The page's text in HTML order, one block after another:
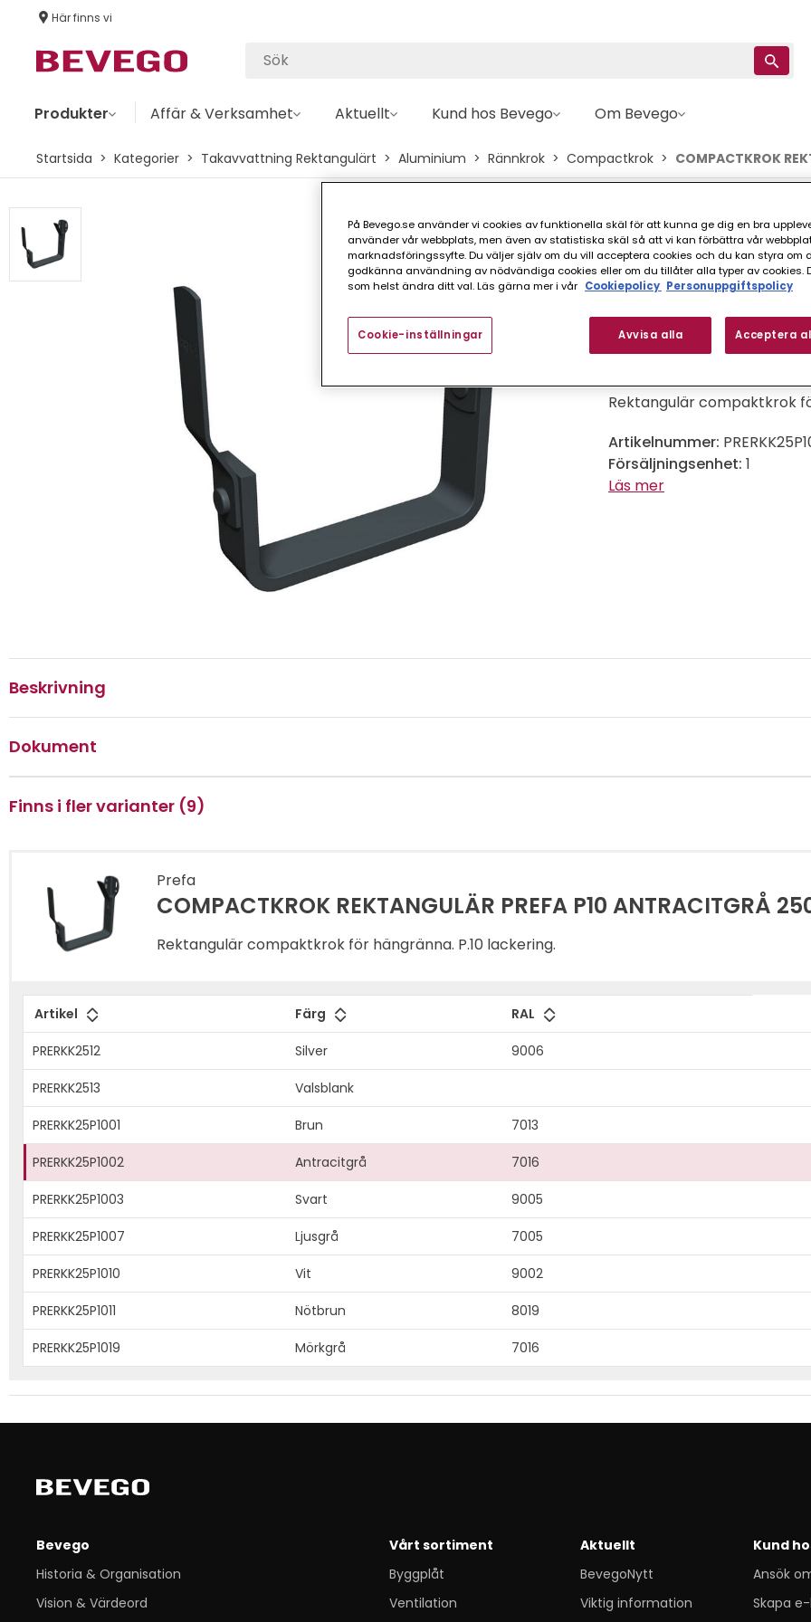
Här finns vi
Produkter Affär & Verksamhet Aktuellt Kund hos Bevego Om Bevego
Startsida Kategorier Takavvattning Rektangulärt Aluminium Rännkrok Compactkrok COMPACTKROK
Prefa
COMPACTKROK
ANTRACITGRÅ
FINNS I FLER VARIANTER
Rektangulär compaktkrok
Artikelnummer:
Försäljningsenhet: 1
Läs mer
Beskrivning
Dokument
Finns i fler varianter (9)
Prefa
COMPACTKROK REKTANGULÄR PREFA P10 ANTRACITGRÅ
Rektangulär compaktkrok för hängränna. P.10 lackering.
Artikel Färg RAL
PRERKK2512 Silver 9006
PRERKK2513 Valsblank
PRERKK25P1001 Brun 7013
PRERKK25P1002 Antracitgrå 7016
PRERKK25P1003 Svart 9005
PRERKK25P1007 Ljusgrå 7005
PRERKK25P1010 Vit 9002
PRERKK25P1011 Nötbrun 8019
PRERKK25P1019 Mörkgrå 7016
Bevego
Historia & Organisation
Vision & Värdeord
Vårt sortiment
Byggplåt
Ventilation
Aktuellt
BevegoNytt
Viktig information
Kund
Ansök
Skapa
På Bevego.se använder vi cookies av funktionella skäl för att kunna ge dig en bra
använder vår webbplats, men även av statistiska skäl så att vi kan förbättra vår
marknadsföringssyfte. Du väljer själv om du vill acceptera cookies och du kan styra om
godkänna användning av nödvändiga cookies eller om du tillåter alla typer av cookies.
som helst ändra ditt val. Läs gärna mer i vår Cookiepolicy Personuppgiftspolicy
Avvisa alla Acceptera
Cookie-inställningar